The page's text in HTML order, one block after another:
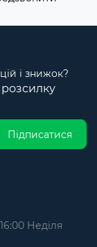
і знижок?
Підписатися
Неділя